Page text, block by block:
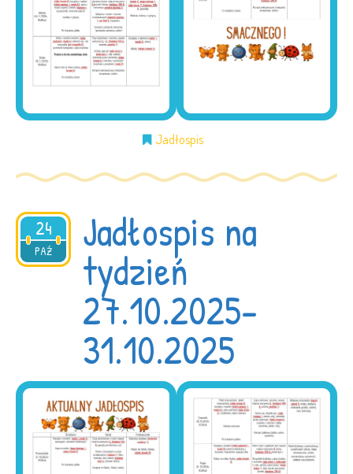
Jadłospis
24
PAŹ
2025 Jadłospis na
tydzień
27.10.2025-
31.10.2025